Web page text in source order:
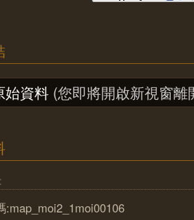
始資料 (您即將開啟新視窗離
:map_moi2_1moi00106